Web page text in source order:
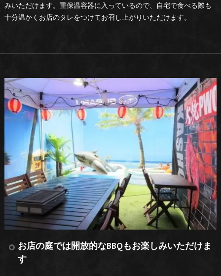
みいただけます。重保温容器に入っているので、自宅で食べる際も
十分温かくお店のタレをつけてお召し上がりいただけます。
お店の庭では開放的なBBQもお楽しみいただけま
す